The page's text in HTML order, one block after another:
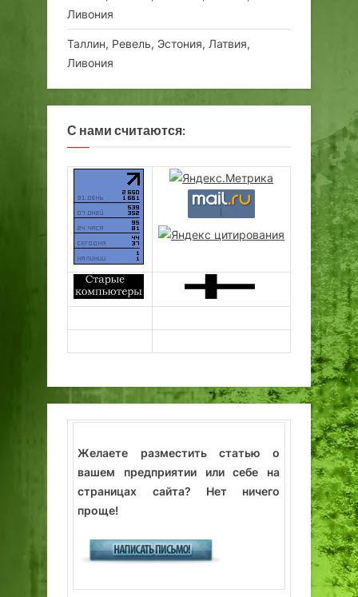
Ливония
Таллин, Ревель, Эстония, Латвия,
Ливония
С нами считаются:
Желаете разместить статью о
вашем предприятии или себе на
страницах сайта? Нет ничего
проще!